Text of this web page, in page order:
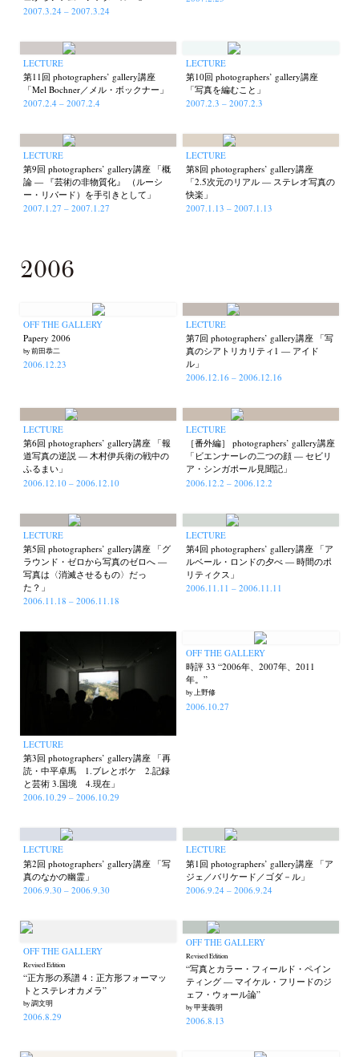
2007.3.24 – 2007.3.24
LECTURE
第11回 photographers’ gallery講座
「Mel Bochner／メル・ボックナー」
2007.2.4 – 2007.2.4
LECTURE
第10回 photographers’ gallery講座
「写真を編むこと」
2007.2.3 – 2007.2.3
LECTURE
第9回 photographers’ gallery講座 「概
論 — 『芸術の非物質化』 （ルーシ
ー・リパード）を手引きとして」
2007.1.27 – 2007.1.27
LECTURE
第8回 photographers’ gallery講座
「2.5次元のリアル — ステレオ写真の
快楽」
2007.1.13 – 2007.1.13
2006
OFF THE GALLERY
Papery 2006
by 前田恭二
2006.12.23
LECTURE
第7回 photographers’ gallery講座 「写
真のシアトリカリティ1 — アイド
ル」
2006.12.16 – 2006.12.16
LECTURE
第6回 photographers’ gallery講座 「報
道写真の逆説 — 木村伊兵衛の戦中の
ふるまい」
2006.12.10 – 2006.12.10
LECTURE
［番外編］ photographers’ gallery講座
「ビエンナーレの二つの顔 — セビリ
ア・シンガポール見聞記」
2006.12.2 – 2006.12.2
LECTURE
第5回 photographers’ gallery講座 「グ
ラウンド・ゼロから写真のゼロへ —
写真は〈消滅させるもの〉だっ
た？」
2006.11.18 – 2006.11.18
LECTURE
第4回 photographers’ gallery講座 「ア
ルベール・ロンドの夕べ — 時間のポ
リティクス」
2006.11.11 – 2006.11.11
LECTURE
第3回 photographers’ gallery講座 「再
読・中平卓馬 1.ブレとボケ 2.記録
と芸術 3.国境 4.現在」
2006.10.29 – 2006.10.29
OFF THE GALLERY
時評 33 “2006年、2007年、2011
年。”
by 上野修
2006.10.27
LECTURE
第2回 photographers’ gallery講座 「写
真のなかの幽霊」
2006.9.30 – 2006.9.30
LECTURE
第1回 photographers’ gallery講座 「ア
ジェ／バリケード／ゴダ－ル」
2006.9.24 – 2006.9.24
OFF THE GALLERY
Revised Edition
“正方形の系譜 4：正方形フォーマッ
トとステレオカメラ”
by 調文明
2006.8.29
OFF THE GALLERY
Revised Edition
“写真とカラー・フィールド・ペイン
ティング — マイケル・フリードのジ
ェフ・ウォール論”
by 甲斐義明
2006.8.13